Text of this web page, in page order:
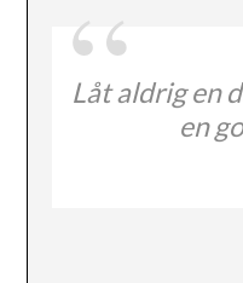
Låt aldrig en
en